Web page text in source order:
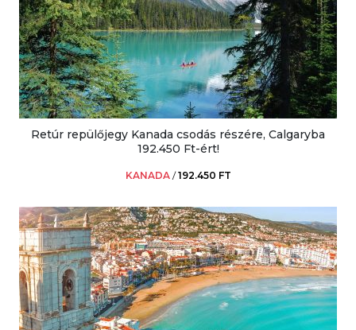
Retúr repülőjegy Kanada csodás részére, Calgaryba
192.450 Ft-ért!
KANADA /192.450 FT